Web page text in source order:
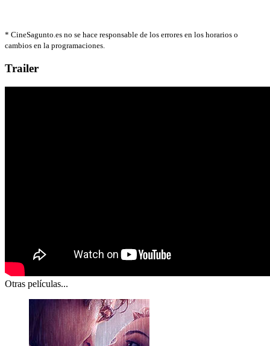
* CineSagunto.es no se hace responsable de los errores en los horarios o
cambios en la programaciones.
Trailer
Otras películas...